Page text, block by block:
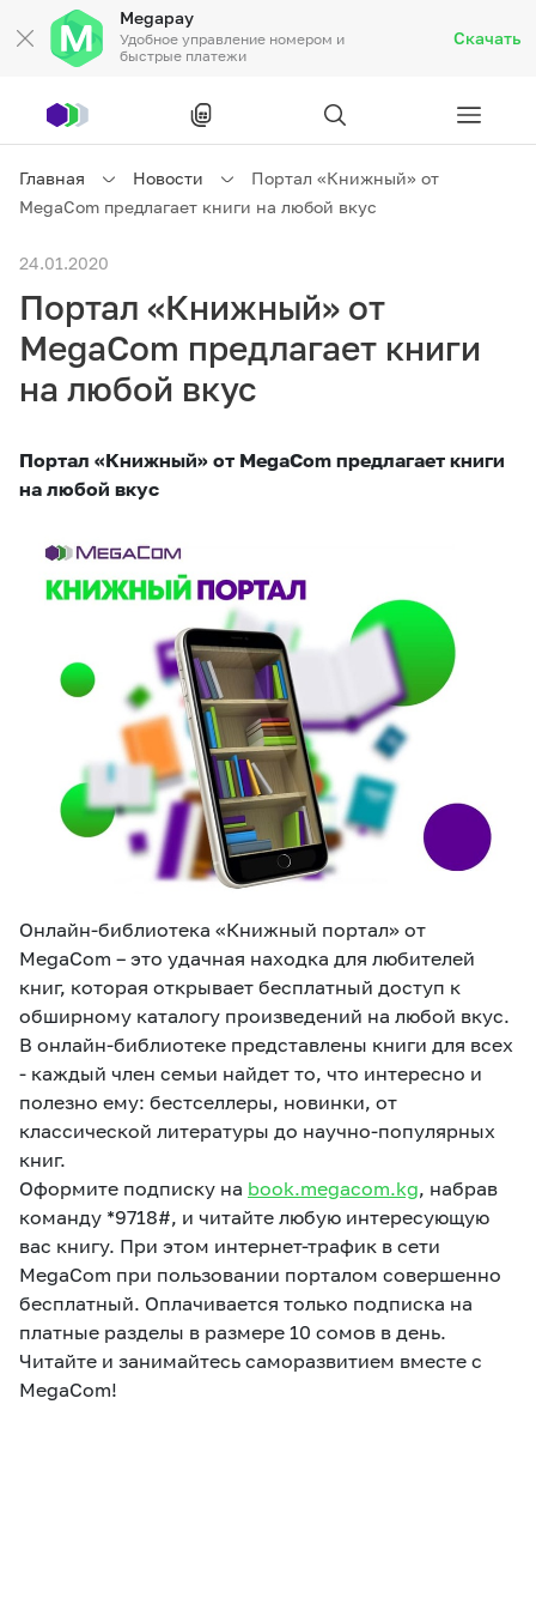
Megapay
Удобное управление номером и
быстрые платежи
Скачать
Частным клиентам
Бизнесу
Связь
eSIM
Развлечения Соц.сети
Подбор номера Доставка SIM
Новости Работа в MEGA
Карта офисов и
покрытие
Сервисы
MegaTV MegaPay MegaKassa
Главная Новости
Портал «Книжный» от
MegaCom предлагает книги на любой вкус
24.01.2020
Портал «Книжный» от
MegaCom предлагает книги
на любой вкус
Портал «Книжный» от MegaCom предлагает книги
на любой вкус
Онлайн-библиотека «Книжный портал» от
MegaCom – это удачная находка для любителей
книг, которая открывает бесплатный доступ к
обширному каталогу произведений на любой вкус.
В онлайн-библиотеке представлены книги для всех
- каждый член семьи найдет то, что интересно и
полезно ему: бестселлеры, новинки, от
классической литературы до научно-популярных
книг. ⠀
Оформите подписку на book.megacom.kg, набрав
команду *9718#, и читайте любую интересующую
вас книгу. При этом интернет-трафик в сети
MegaСom при пользовании порталом совершенно
бесплатный. Оплачивается только подписка на
платные разделы в размере 10 сомов в день.
Читайте и занимайтесь саморазвитием вместе с
MegaCom!